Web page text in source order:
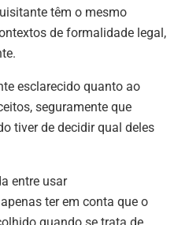
têm o mesmo
de formalidade legal,
esclarecido quanto ao
seguramente que
tiver de decidir qual deles
entre usar
ter em conta que o